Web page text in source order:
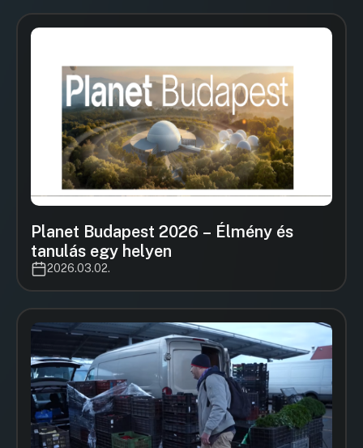
Planet Budapest 2026 – Élmény és
tanulás egy helyen
2026.03.02.